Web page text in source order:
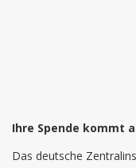
Ihre Spende kommt
Das deutsche